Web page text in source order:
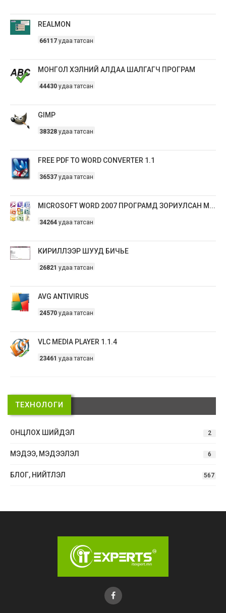
REALMON
66117 удаа татсан
МОНГОЛ ХЭЛНИЙ АЛДАА ШАЛГАГЧ ПРОГРАМ
44430 удаа татсан
GIMP
38328 удаа татсан
FREE PDF TO WORD CONVERTER 1.1
36537 удаа татсан
MICROSOFT WORD 2007 ПРОГРАМД ЗОРИУЛСАН М...
34264 удаа татсан
КИРИЛЛЭЭР ШУУД БИЧЬЕ
26821 удаа татсан
AVG ANTIVIRUS
24570 удаа татсан
VLC MEDIA PLAYER 1.1.4
23461 удаа татсан
ТЕХНОЛОГИ
ОНЦЛОХ ШИЙДЭЛ 2
МЭДЭЭ, МЭДЭЭЛЭЛ 6
БЛОГ, НИЙТЛЭЛ 567